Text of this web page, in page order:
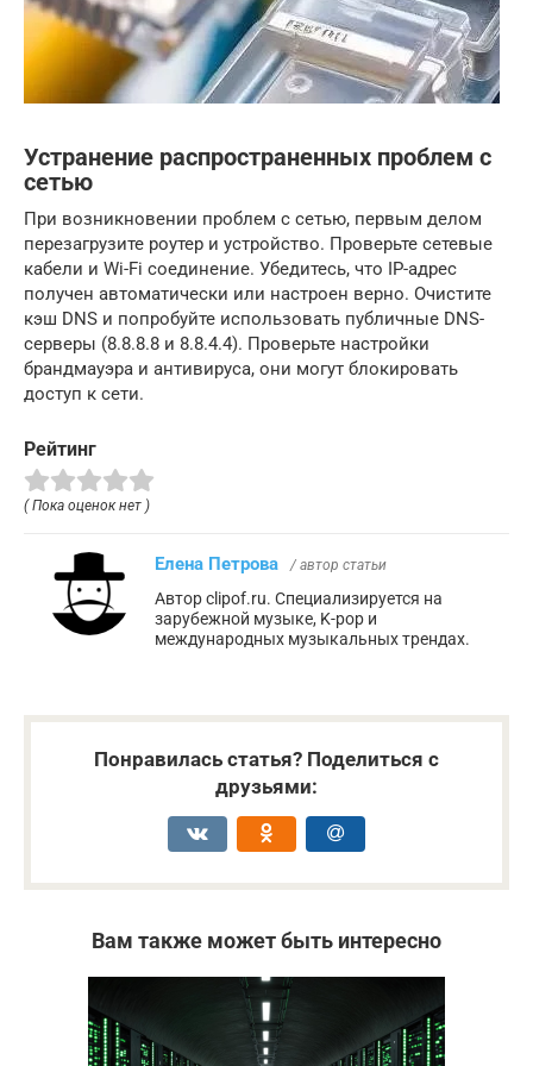
Устранение распространенных проблем с
сетью
При возникновении проблем с сетью, первым делом
перезагрузите роутер и устройство. Проверьте сетевые
кабели и Wi-Fi соединение. Убедитесь, что IP-адрес
получен автоматически или настроен верно. Очистите
кэш DNS и попробуйте использовать публичные DNS-
серверы (8.8.8.8 и 8.8.4.4). Проверьте настройки
брандмауэра и антивируса, они могут блокировать
доступ к сети.
Рейтинг
( Пока оценок нет )
Елена Петрова / автор статьи
Автор clipof.ru. Специализируется на
зарубежной музыке, K-pop и
международных музыкальных трендах.
Понравилась статья? Поделиться с
друзьями:
Вам также может быть интересно